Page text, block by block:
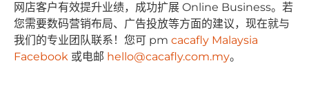
⽹店客户有效提升业绩，成功扩展 Online Business。若
您需要数码营销布局、⼴告投放等⽅⾯的建议，现在就与
我们的专业团队联系！您可 pm cacafly Malaysia
Facebook 或电邮 hello@cacafly.com.my。